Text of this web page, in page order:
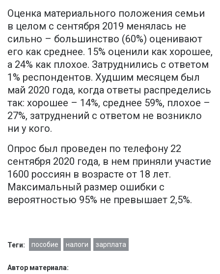
Оценка материального положения семьи
в целом с сентября 2019 менялась не
сильно – большинство (60%) оценивают
его как среднее. 15% оценили как хорошее,
а 24% как плохое. Затруднились с ответом
1% респондентов. Худшим месяцем был
май 2020 года, когда ответы распределись
так: хорошее – 14%, среднее 59%, плохое –
27%, затруднений с ответом не возникло
ни у кого.
Опрос был проведен по телефону 22
сентября 2020 года, в нем приняли участие
1600 россиян в возрасте от 18 лет.
Максимальный размер ошибки с
вероятностью 95% не превышает 2,5%.
Теги: пособие налоги зарплата
Автор материала: